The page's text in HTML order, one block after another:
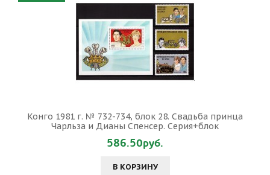
Конго 1981 г. № 732-734, блок 28. Свадьба принца
Чарльза и Дианы Спенсер. Серия+блок
586.50руб.
В КОРЗИНУ